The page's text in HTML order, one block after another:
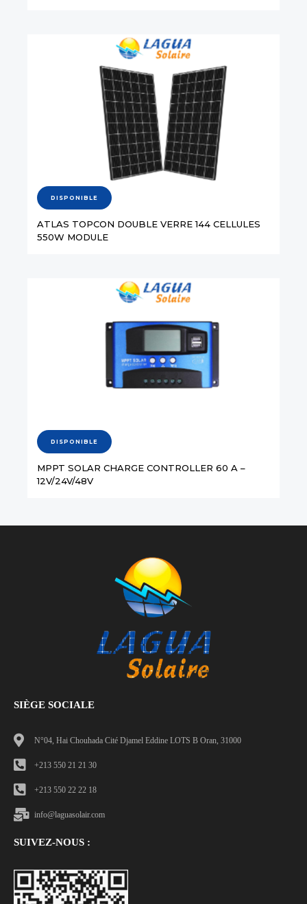
DISPONIBLE
ATLAS TOPCON DOUBLE VERRE 144 CELLULES
550W MODULE
DISPONIBLE
MPPT SOLAR CHARGE CONTROLLER 60 A –
12V/24V/48V
SIÈGE SOCIALE
N°04, Hai Chouhada Cité Djamel Eddine LOTS B Oran, 31000
+213 550 21 21 30
+213 550 22 22 18
info@laguasolair.com
SUIVEZ-NOUS :